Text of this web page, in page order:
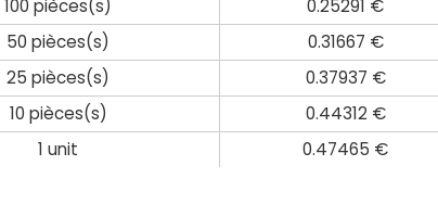
100 pièces(s)
0.25291 €
50 pièces(s)
0.31667 €
25 pièces(s)
0.37937 €
10 pièces(s)
0.44312 €
1 unit
0.47465 €